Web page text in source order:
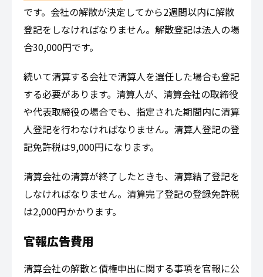
です。会社の解散が決定してから2週間以内に解散
登記をしなければなりません。解散登記は法人の場
合30,000円です。
続いて清算する会社で清算人を選任した場合も登記
する必要があります。清算人が、清算会社の取締役
や代表取締役の場合でも、指定された期間内に清算
人登記を行わなければなりません。清算人登記の登
記免許税は9,000円になります。
清算会社の清算が終了したときも、清算結了登記を
しなければなりません。清算完了登記の登録免許税
は2,000円かかります。
官報広告費用
清算会社の解散と債権申出に関する事項を官報に公